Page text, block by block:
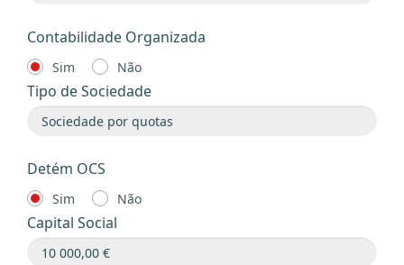
Contabilidade Organizada
Sim Não
Tipo de Sociedade
Detém OCS
Sim Não
Capital Social